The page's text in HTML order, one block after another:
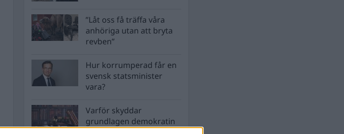
”Låt oss få träffa våra
anhöriga utan att bryta
revben”
Hur korrumperad får en
svensk statsminister
vara?
Varför skyddar
grundlagen demokratin